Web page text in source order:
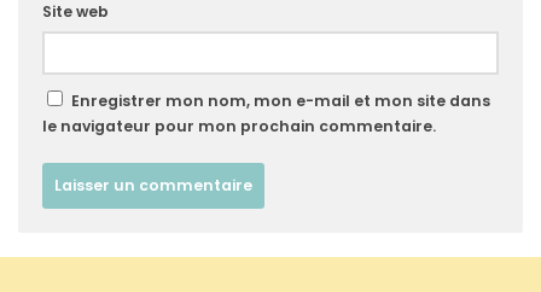
Site web
Enregistrer mon nom, mon e-mail et mon site dans
le navigateur pour mon prochain commentaire.